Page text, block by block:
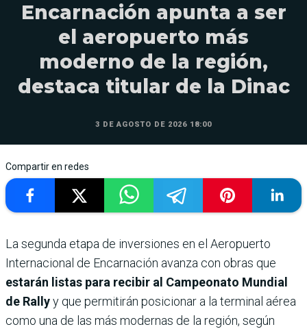
Encarnación apunta a ser
el aeropuerto más
moderno de la región,
destaca titular de la Dinac
3 DE AGOSTO DE 2026 18:00
Compartir en redes
La segunda etapa de inversiones en el Aeropuerto
Internacional de Encarnación avanza con obras que
estarán listas para recibir al Campeonato Mundial
de Rallyy que permitirán posicionar a la terminal aérea
como una de las más modernas de la región, según